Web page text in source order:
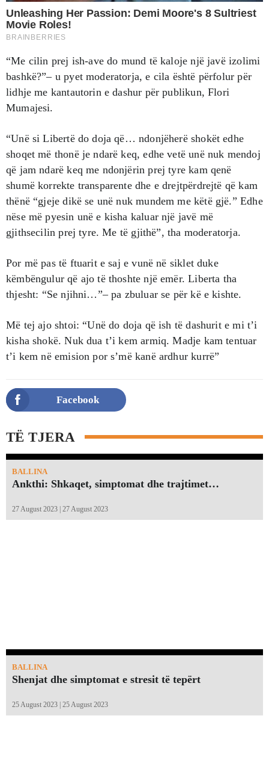
“Me cilin prej ish-ave do mund të kaloje një javë izolimi
bashkë?”– u pyet moderatorja, e cila është përfolur për
lidhje me kantautorin e dashur për publikun, Flori
Mumajesi.
“Unë si Libertë do doja që… ndonjëherë shokët edhe
shoqet më thonë je ndarë keq, edhe vetë unë nuk mendoj
që jam ndarë keq me ndonjërin prej tyre kam qenë
shumë korrekte transparente dhe e drejtpërdrejtë që kam
thënë “gjeje dikë se unë nuk mundem me këtë gjë.” Edhe
nëse më pyesin unë e kisha kaluar një javë më
gjithsecilin prej tyre. Me të gjithë”, tha moderatorja.
Por më pas të ftuarit e saj e vunë në siklet duke
këmbëngulur që ajo të thoshte një emër. Liberta tha
thjesht: “Se njihni…”– pa zbuluar se për kë e kishte.
Më tej ajo shtoi: “Unë do doja që ish të dashurit e mi t’i
kisha shokë. Nuk dua t’i kem armiq. Madje kam tentuar
t’i kem në emision por s’më kanë ardhur kurrë”
Facebook
TË TJERA
BALLINA
Ankthi: Shkaqet, simptomat dhe trajtimet…
27 August 2023 | 27 August 2023
BALLINA
Shenjat dhe simptomat e stresit të tepërt
25 August 2023 | 25 August 2023